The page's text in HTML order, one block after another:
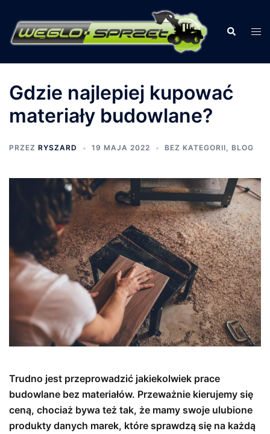
treści
Szukaj
Gdzie najlepiej kupować
materiały budowlane?
PRZEZ RYSZARD 19 MAJA 2022 BEZ KATEGORII BLOG
Trudno jest przeprowadzić jakiekolwiek prace
budowlane bez materiałów. Przeważnie kierujemy się
ceną, chociaż bywa też tak, że mamy swoje ulubione
produkty danych marek, które sprawdzą się na każdą